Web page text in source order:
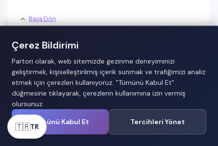
Çerez Bildirimi
Partori olarak, web sitemizde gezinme deneyiminizi
geliştirmek, kişiselleştirilmiş içerik sunmak ve trafiğimizi analiz
etmek için çerezleri kullanıyoruz. "Tümünü Kabul Et"
düğmesine tıklayarak, çerezlerin kullanımına izin vermiş
olursunuz.
Tümünü Kabul Et Tercihleri Yönet
🇹🇷TR
Başa Dön
Sık Sorulan Sorular